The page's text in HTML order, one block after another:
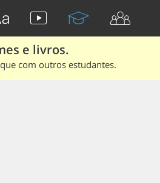
e livros.
com outros estudantes.